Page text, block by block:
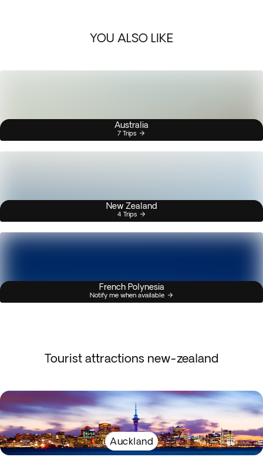
YOU ALSO LIKE
Australia
7 Trips
New Zealand
4 Trips
French Polynesia
Notify me when available
Tourist attractions new-zealand
Auckland